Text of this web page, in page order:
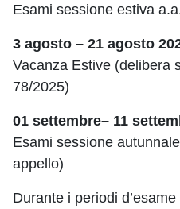
Esami sessione estiva
3 agosto – 21 agosto
Vacanza Estive (delibera
78/2025)
01 settembre– 11
Esami sessione
appello)
Durante i periodi